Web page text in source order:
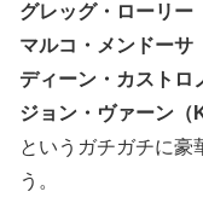
グレッグ・ローリー
マルコ・メンドーサ
ディーン・カストロ
ジョン・ヴァーン（
というガチガチに豪
う。